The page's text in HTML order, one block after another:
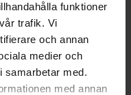
funktioner
trafik. Vi
och annan
medier och
samarbetar med.
med annan